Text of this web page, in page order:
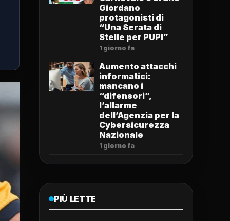
Giordano
protagonisti di
“Una Serata di
Stelle per PUPI”
1 giorno fa
Aumento attacchi
informatici:
mancano i
“difensori”,
l’allarme
dell’Agenzia per la
Cybersicurezza
Nazionale
1 giorno fa
PIÙ LETTE